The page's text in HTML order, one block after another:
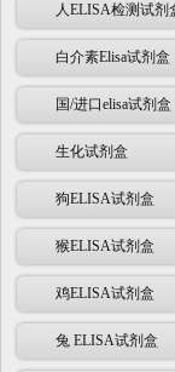
人ELISA检测试剂
白介素Elisa试剂盒
国/进口elisa试剂盒
生化试剂盒
狗ELISA试剂盒
猴ELISA试剂盒
鸡ELISA试剂盒
兔 ELISA试剂盒